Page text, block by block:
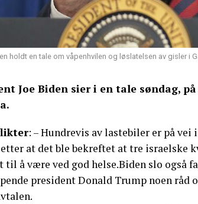
holdt en tale om våpenhvilen og løslatelsen av gisler i
Joe Biden sier i en tale søndag,
: – Hundrevis av lastebiler er på vei
at det ble bekreftet at tre israelske
til å være ved god helse.Biden slo også
president Donald Trump noen